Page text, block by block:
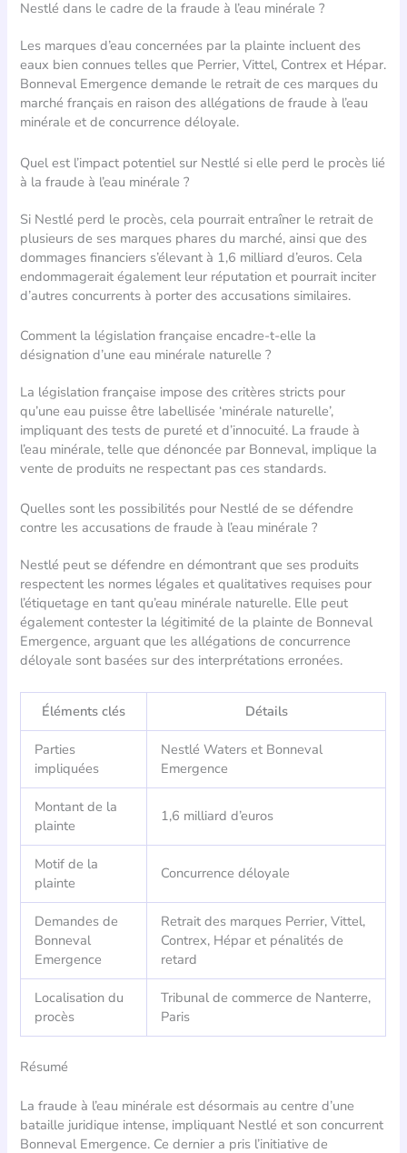
Nestlé dans le cadre de la fraude à l’eau minérale ?
Les marques d’eau concernées par la plainte incluent des
eaux bien connues telles que Perrier, Vittel, Contrex et Hépar.
Bonneval Emergence demande le retrait de ces marques du
marché français en raison des allégations de fraude à l’eau
minérale et de concurrence déloyale.
Quel est l’impact potentiel sur Nestlé si elle perd le procès lié
à la fraude à l’eau minérale ?
Si Nestlé perd le procès, cela pourrait entraîner le retrait de
plusieurs de ses marques phares du marché, ainsi que des
dommages financiers s’élevant à 1,6 milliard d’euros. Cela
endommagerait également leur réputation et pourrait inciter
d’autres concurrents à porter des accusations similaires.
Comment la législation française encadre-t-elle la
désignation d’une eau minérale naturelle ?
La législation française impose des critères stricts pour
qu’une eau puisse être labellisée ‘minérale naturelle’,
impliquant des tests de pureté et d’innocuité. La fraude à
l’eau minérale, telle que dénoncée par Bonneval, implique la
vente de produits ne respectant pas ces standards.
Quelles sont les possibilités pour Nestlé de se défendre
contre les accusations de fraude à l’eau minérale ?
Nestlé peut se défendre en démontrant que ses produits
respectent les normes légales et qualitatives requises pour
l’étiquetage en tant qu’eau minérale naturelle. Elle peut
également contester la légitimité de la plainte de Bonneval
Emergence, arguant que les allégations de concurrence
déloyale sont basées sur des interprétations erronées.
Éléments clés Détails
Parties
impliquées
Nestlé Waters et Bonneval
Emergence
Montant de la
plainte
1,6 milliard d’euros
Motif de la
plainte
Concurrence déloyale
Demandes de
Bonneval
Emergence
Retrait des marques Perrier, Vittel,
Contrex, Hépar et pénalités de
retard
Localisation du
procès
Tribunal de commerce de Nanterre,
Paris
Résumé
La fraude à l’eau minérale est désormais au centre d’une
bataille juridique intense, impliquant Nestlé et son concurrent
Bonneval Emergence. Ce dernier a pris l’initiative de